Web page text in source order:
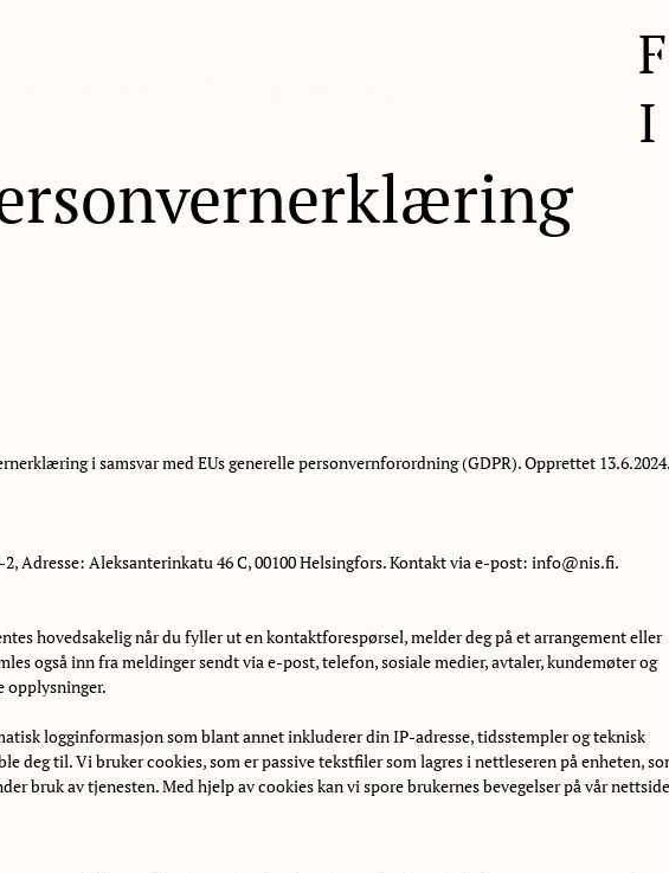
F
I
i samsvar med EUs generelle personvernforordning (GDPR). Opprettet 13.6.2024.
Adresse: Aleksanterinkatu 46 C, 00100 Helsingfors. Kontakt via e-post:info@nis.fi.
hovedsakelig når du fyller ut en kontaktforespørsel, melder deg på et arrangement eller
også inn fra meldinger sendt via e-post, telefon, sosiale medier, avtaler, kundemøter og
opplysninger.
logginformasjon som blant annet inkluderer din IP-adresse, tidsstempler og teknisk
deg til. Vi bruker cookies, som er passive tekstfiler som lagres i nettleseren på enheten,
bruk av tjenesten. Med hjelp av cookies kan vi spore brukernes bevegelser på vår